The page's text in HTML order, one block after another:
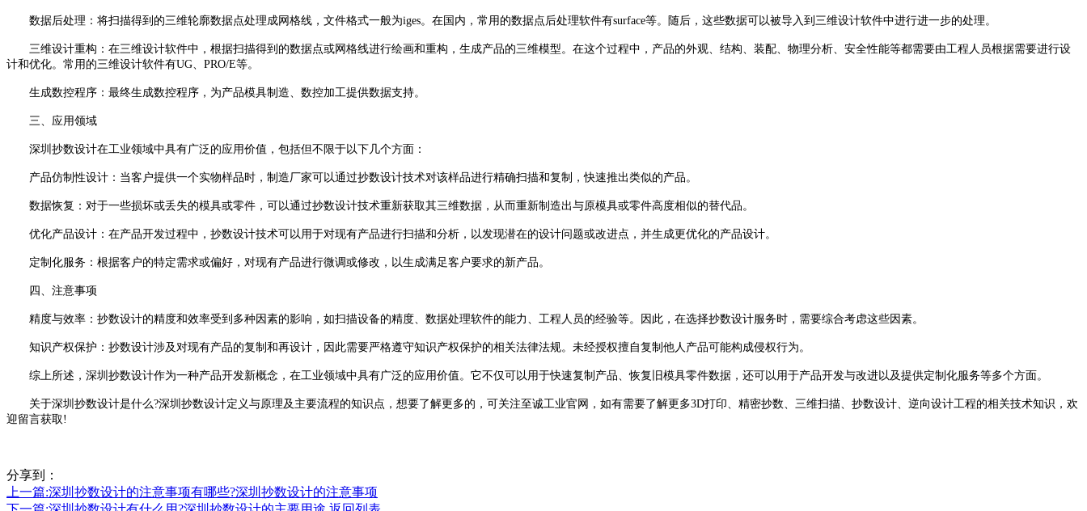
数据后处理：将扫描得到的三维轮廓数据点处理成网格线，文件格式一般为iges。在国内，常用的数据点后处理软件有surface等。随后，这些数据可以被导入到三维设计软件中进行进一步的处理。
三维设计重构：在三维设计软件中，根据扫描得到的数据点或网格线进行绘画和重构，生成产品的三维模型。在这个过程中，产品的外观、结构、装配、物理分析、安全性能等都需要由工程人员根据需要进行设
计和优化。常用的三维设计软件有UG、PRO/E等。
生成数控程序：最终生成数控程序，为产品模具制造、数控加工提供数据支持。
三、应用领域
深圳抄数设计在工业领域中具有广泛的应用价值，包括但不限于以下几个方面：
产品仿制性设计：当客户提供一个实物样品时，制造厂家可以通过抄数设计技术对该样品进行精确扫描和复制，快速推出类似的产品。
数据恢复：对于一些损坏或丢失的模具或零件，可以通过抄数设计技术重新获取其三维数据，从而重新制造出与原模具或零件高度相似的替代品。
优化产品设计：在产品开发过程中，抄数设计技术可以用于对现有产品进行扫描和分析，以发现潜在的设计问题或改进点，并生成更优化的产品设计。
定制化服务：根据客户的特定需求或偏好，对现有产品进行微调或修改，以生成满足客户要求的新产品。
四、注意事项
精度与效率：抄数设计的精度和效率受到多种因素的影响，如扫描设备的精度、数据处理软件的能力、工程人员的经验等。因此，在选择抄数设计服务时，需要综合考虑这些因素。
知识产权保护：抄数设计涉及对现有产品的复制和再设计，因此需要严格遵守知识产权保护的相关法律法规。未经授权擅自复制他人产品可能构成侵权行为。
综上所述，深圳抄数设计作为一种产品开发新概念，在工业领域中具有广泛的应用价值。它不仅可以用于快速复制产品、恢复旧模具零件数据，还可以用于产品开发与改进以及提供定制化服务等多个方面。
关于深圳抄数设计是什么?深圳抄数设计定义与原理及主要流程的知识点，想要了解更多的，可关注至诚工业官网，如有需要了解更多3D打印、精密抄数、三维扫描、抄数设计、逆向设计工程的相关技术知识，欢
迎留言获取!
分享到：
上一篇:深圳抄数设计的注意事项有哪些?深圳抄数设计的注意事项